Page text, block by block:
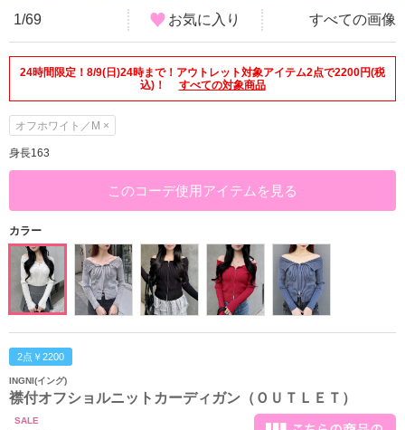
1/69 お気に入り すべての画像
24時間限定！8/9(日)24時まで！アウトレット対象アイテム2点で2200円(税
込)！
すべての対象商品
オフホワイト／M ×
身長163
このコーデ使用アイテムを見る
カラー
2点￥2200
INGNI(イング)
襟付オフショルニットカーディガン（ＯＵＴＬＥＴ）
SALE